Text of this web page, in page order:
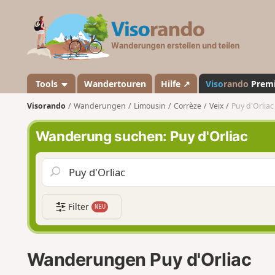
a
n
d
o
Tools Wandertouren Hilfe ↗ Visorando
Visorando Wanderungen Limousin Corrèze Veix Puy d'Orliac
Wanderung suchen: Puy d'Orliac
Filter NEU
Wanderungen Puy d'Orliac